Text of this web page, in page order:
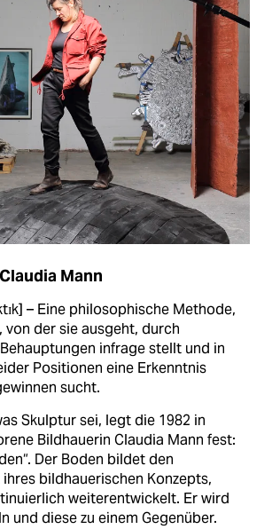
Mann
– Eine philosophische Methode,
der sie ausgeht, durch
infrage stellt und in
Positionen eine Erkenntnis
sucht.
Skulptur sei, legt die 1982 in
Bildhauerin Claudia Mann fest:
Der Boden bildet den
bildhauerischen Konzepts,
weiterentwickelt. Er wird
und diese zu einem Gegenüber.